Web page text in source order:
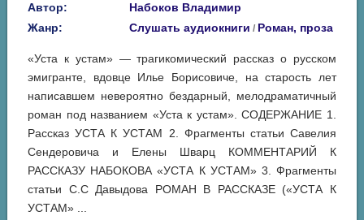
Автор:
Набоков Владимир
Жанр:
Слушать аудиокниги / Роман, проза
«Уста к устам» — трагикомический рассказ о русском
эмигранте, вдовце Илье Борисовиче, на старость лет
написавшем невероятно бездарный, мелодраматичный
роман под названием «Уста к устам». СОДЕРЖАНИЕ 1.
Рассказ УСТА К УСТАМ 2. Фрагменты статьи Савелия
Сендеровича и Елены Шварц КОММЕНТАРИЙ К
РАССКАЗУ НАБОКОВА «УСТА К УСТАМ» 3. Фрагменты
статьи С.С Давыдова РОМАН В РАССКАЗЕ («УСТА К
УСТАМ» ...